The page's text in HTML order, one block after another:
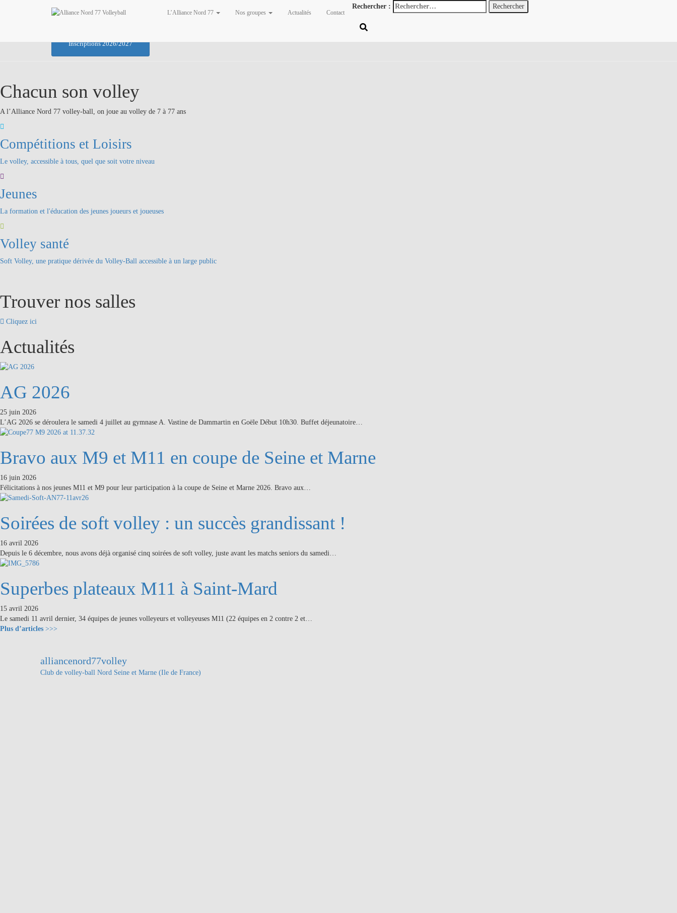
L’Alliance Nord 77 Nos groupes Actualités Contact
Rechercher :
Inscriptions 2026/2027
Chacun son volley
A l’Alliance Nord 77 volley-ball, on joue au volley de 7 à 77 ans
Compétitions et Loisirs
Le volley, accessible à tous, quel que soit votre niveau
Jeunes
La formation et l'éducation des jeunes joueurs et joueuses
Volley santé
Soft Volley, une pratique dérivée du Volley-Ball accessible à un large public
Trouver nos salles
Cliquez ici
Actualités
AG 2026
25 juin 2026
L’AG 2026 se déroulera le samedi 4 juillet au gymnase A. Vastine de Dammartin en Goële Début 10h30. Buffet déjeunatoire…
Bravo aux M9 et M11 en coupe de Seine et Marne
16 juin 2026
Félicitations à nos jeunes M11 et M9 pour leur participation à la coupe de Seine et Marne 2026. Bravo aux…
Soirées de soft volley : un succès grandissant !
16 avril 2026
Depuis le 6 décembre, nous avons déjà organisé cinq soirées de soft volley, juste avant les matchs seniors du samedi…
Superbes plateaux M11 à Saint-Mard
15 avril 2026
Le samedi 11 avril dernier, 34 équipes de jeunes volleyeurs et volleyeuses M11 (22 équipes en 2 contre 2 et…
Plus d’articles >>>
alliancenord77volley
Club de volley-ball Nord Seine et Marne (Ile de France)